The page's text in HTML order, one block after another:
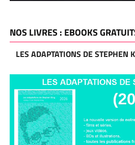
NOS LIVRES : EBOOKS
LES ADAPTATIONS DE STEPHEN